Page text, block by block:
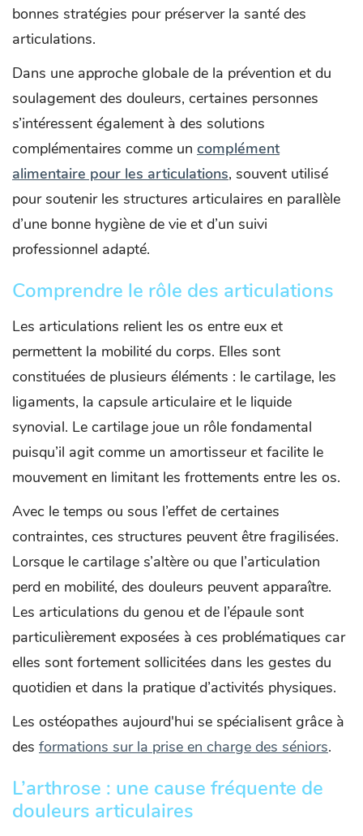
bonnes stratégies pour préserver la santé des
articulations.
Dans une approche globale de la prévention et du
soulagement des douleurs, certaines personnes
s’intéressent également à des solutions
complémentaires comme un complément
alimentaire pour les articulations, souvent utilisé
pour soutenir les structures articulaires en parallèle
d’une bonne hygiène de vie et d’un suivi
professionnel adapté.
Comprendre le rôle des articulations
Les articulations relient les os entre eux et
permettent la mobilité du corps. Elles sont
constituées de plusieurs éléments : le cartilage, les
ligaments, la capsule articulaire et le liquide
synovial. Le cartilage joue un rôle fondamental
puisqu’il agit comme un amortisseur et facilite le
mouvement en limitant les frottements entre les os.
Avec le temps ou sous l’effet de certaines
contraintes, ces structures peuvent être fragilisées.
Lorsque le cartilage s’altère ou que l’articulation
perd en mobilité, des douleurs peuvent apparaître.
Les articulations du genou et de l’épaule sont
particulièrement exposées à ces problématiques car
elles sont fortement sollicitées dans les gestes du
quotidien et dans la pratique d’activités physiques.
Les ostéopathes aujourd'hui se spécialisent grâce à
des formations sur la prise en charge des séniors.
L’arthrose : une cause fréquente de
douleurs articulaires